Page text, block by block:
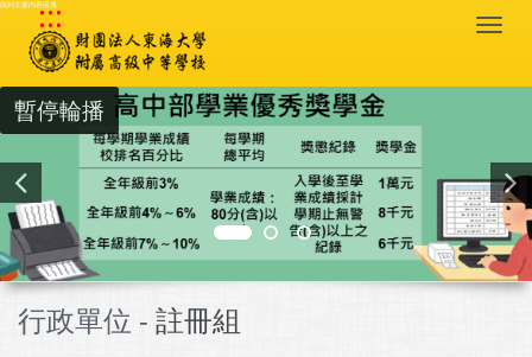
跳到主要內容區塊
:::
暫停輪播
行政單位 - 註冊組